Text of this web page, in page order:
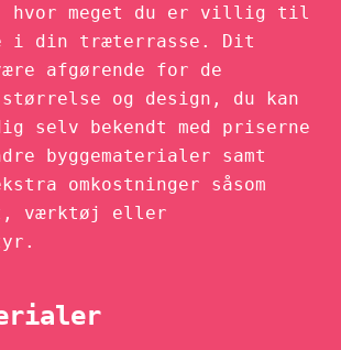
hvor meget du er villig til
i din træterrasse. Dit
afgørende for de
og design, du kan
selv bekendt med priserne
byggematerialer samt
omkostninger såsom
værktøj eller